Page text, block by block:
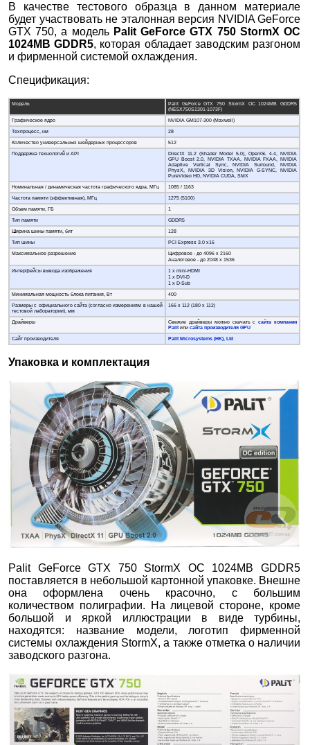
В качестве тестового образца в данном материале
будет участвовать не эталонная версия NVIDIA GeForce
GTX 750, а модель Palit GeForce GTX 750 StormX OC
1024MB GDDR5, которая обладает заводским разгоном
и фирменной системой охлаждения.
Спецификация:
Модель
Palit GeForce GTX 750 StormX OC 1024MB GDDR5
(NE5X750S1301-1073F)
Графическое ядро
NVIDIA GM107-300 (Maxwell)
Техпроцесс, нм
28
Количество универсальных шейдерных процессоров
512
Поддержка технологий и API
DirectX 11.2 (Shader Model 5.0), OpenGL 4.4, NVIDIA
GPU Boost 2.0, NVIDIA TXAA, NVIDIA FXAA, NVIDIA
Adaptive Vertical Sync, NVIDIA Surround, NVIDIA
PhysX, NVIDIA 3D Vision, NVIDIA G-SYNC, NVIDIA
PureVideo HD, NVIDIA CUDA, SMX
Номинальная / динамическая частота графического ядра, МГц
1085 / 1163
Частота памяти (эффективная), МГц
1275 (5100)
Объем памяти, ГБ
1
Тип памяти
GDDR5
Ширина шины памяти, бит
128
Тип шины
PCI Express 3.0 x16
Максимальное разрешение
Цифровое - до 4096 x 2160
Аналоговое - до 2048 x 1536
Интерфейсы вывода изображения
1 х mini-HDMI
1 х DVI-D
1 х D-Sub
Минимальная мощность блока питания, Вт
400
Размеры с официального сайта (согласно измерениям в нашей
тестовой лаборатории), мм
166 х 112 (180 x 112)
Драйверы Свежие драйверы можно скачать ссайта компании
Palitилисайта производителя GPU
Сайт производителя
Palit Microsystems (HK), Ltd
Упаковка и комплектация
Palit GeForce GTX 750 StormX OC 1024MB GDDR5
поставляется в небольшой картонной упаковке. Внешне
она оформлена очень красочно, с большим
количеством полиграфии. На лицевой стороне, кроме
большой и яркой иллюстрации в виде турбины,
находятся: название модели, логотип фирменной
системы охлаждения StormX, а также отметка о наличии
заводского разгона.